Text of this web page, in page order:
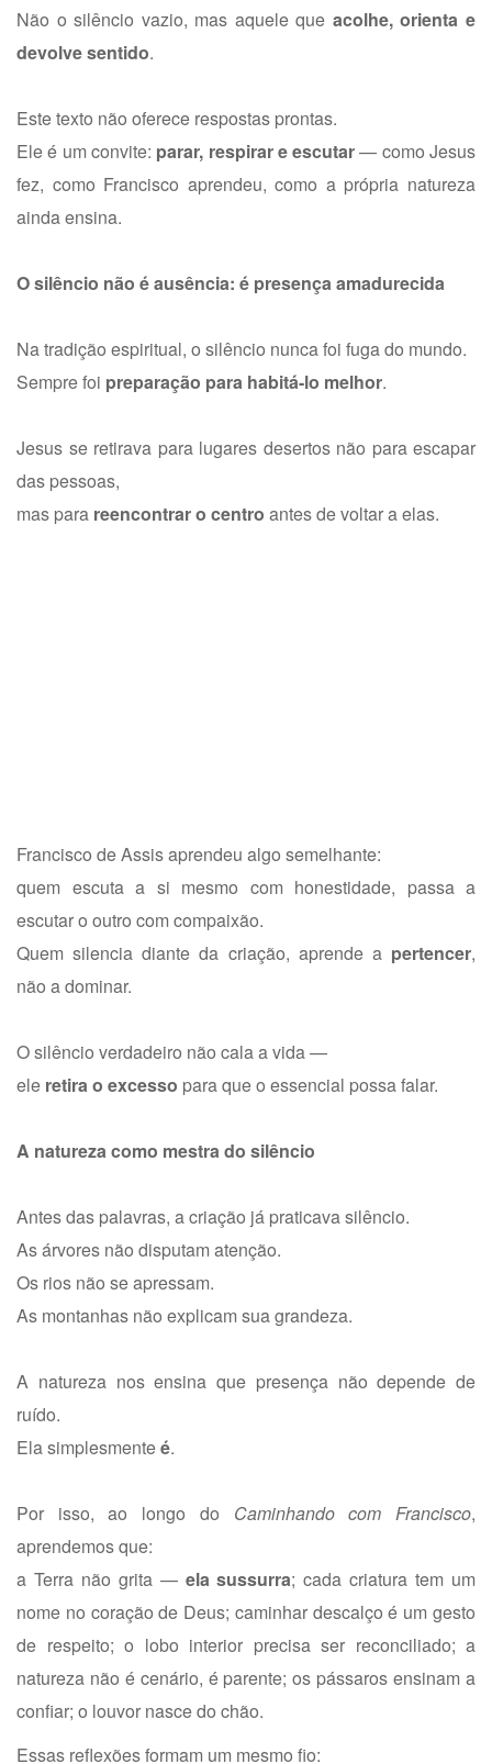
Não o silêncio vazio, mas aquele que acolhe, orienta e
devolve sentido.
Este texto não oferece respostas prontas.
Ele é um convite: parar, respirar e escutar— como Jesus
fez, como Francisco aprendeu, como a própria natureza
ainda ensina.
O silêncio não é ausência: é presença amadurecida
Na tradição espiritual, o silêncio nunca foi fuga do mundo.
Sempre foi preparação para habitá-lo melhor.
Jesus se retirava para lugares desertos não para escapar
das pessoas,
mas para reencontrar o centro antes de voltar a elas.
Francisco de Assis aprendeu algo semelhante:
quem escuta a si mesmo com honestidade, passa a
escutar o outro com compaixão.
Quem silencia diante da criação, aprende a pertencer,
não a dominar.
O silêncio verdadeiro não cala a vida —
ele retira o excesso para que o essencial possa falar.
A natureza como mestra do silêncio
Antes das palavras, a criação já praticava silêncio.
As árvores não disputam atenção.
Os rios não se apressam.
As montanhas não explicam sua grandeza.
A natureza nos ensina que presença não depende de
ruído.
Ela simplesmenteé.
Por isso, ao longo do Caminhando com Francisco,
aprendemos que:
a Terra não grita — ela sussurra; cada criatura tem um
nome no coração de Deus; caminhar descalço é um gesto
de respeito; o lobo interior precisa ser reconciliado; a
natureza não é cenário, é parente; os pássaros ensinam a
confiar; o louvor nasce do chão.
Essas reflexões formam um mesmo fio: